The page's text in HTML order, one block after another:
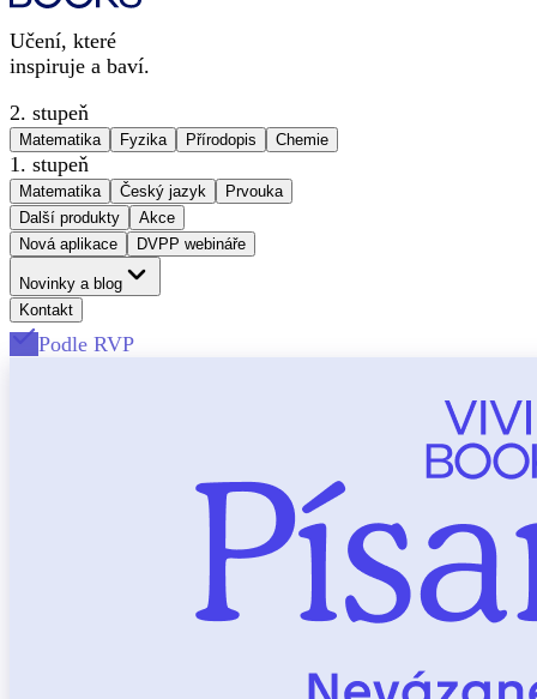
Učení, které
inspiruje a baví.
2. stupeň
Matematika Fyzika Přírodopis Chemie
1. stupeň
Matematika Český jazyk
Prvouka
Další produkty
Akce
Nová aplikace
DVPP webináře
Novinky a blog
Kontakt
Podle RVP